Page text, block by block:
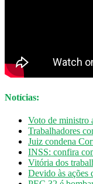
Notícias:
Voto de ministro
Trabalhadores
Juiz condena
INSS: confira
Vitória dos
Devido às ações